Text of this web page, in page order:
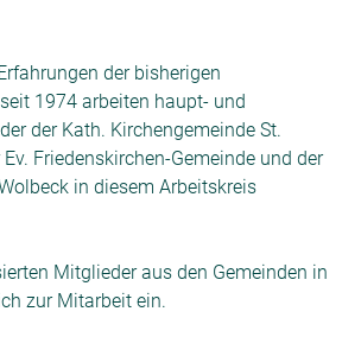
der bisherigen
1974 arbeiten haupt- und
der Kath. Kirchengemeinde St.
Friedenskirchen-Gemeinde und der
in diesem Arbeitskreis
Mitglieder aus den Gemeinden in
zur Mitarbeit ein.